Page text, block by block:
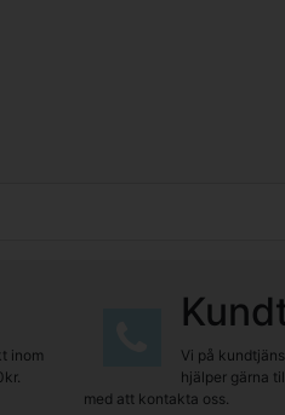
inom
Vi på
hjälper gärna
med att kontakta oss.